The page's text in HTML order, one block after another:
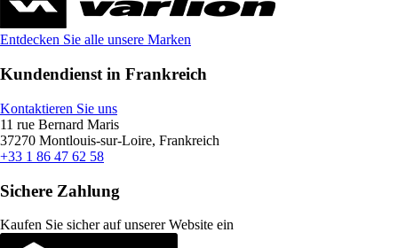
Entdecken Sie alle unsere Marken
Kundendienst in Frankreich
Kontaktieren Sie uns
11 rue Bernard Maris
37270 Montlouis-sur-Loire, Frankreich
+33 1 86 47 62 58
Sichere Zahlung
Kaufen Sie sicher auf unserer Website ein